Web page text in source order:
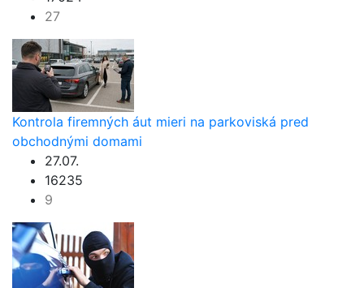
27
Kontrola firemných áut mieri na parkoviská pred
obchodnými domami
27.07.
16235
9